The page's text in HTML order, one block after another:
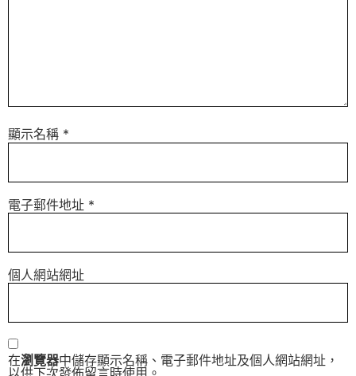
顯示名稱 *
電子郵件地址 *
個人網站網址
在瀏覽器中儲存顯示名稱、電子郵件地址及個人網站網址，
以供下次發佈留言時使用。